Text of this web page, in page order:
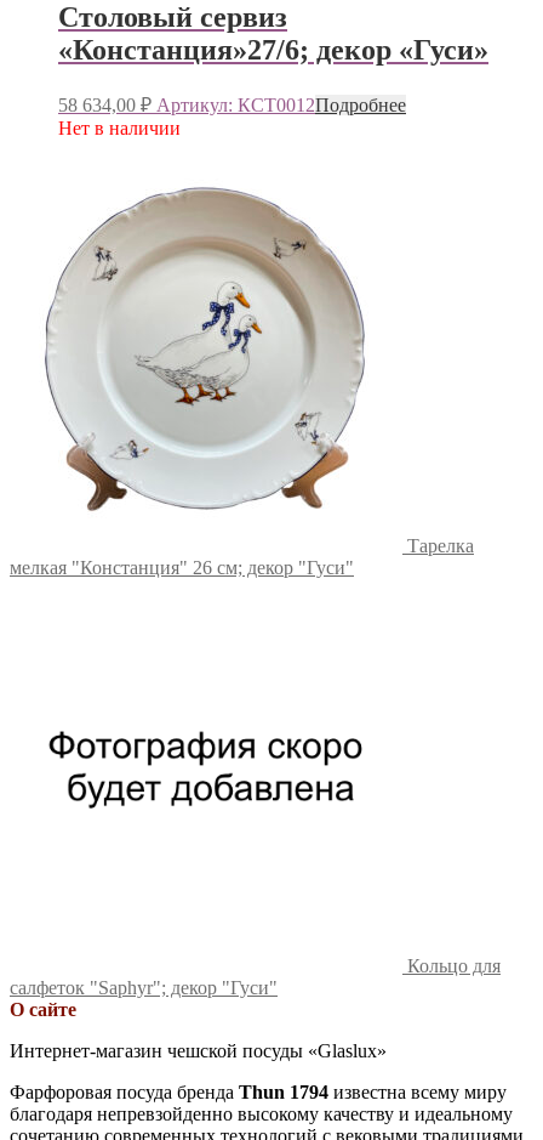
Столовый сервиз
«Констанция»27/6; декор «Гуси»
58 634,00 ₽ Артикул: КСТ0012Подробнее
Нет в наличии
Тарелка
мелкая "Констанция" 26 см; декор "Гуси"
Кольцо для
салфеток "Saphyr"; декор "Гуси"
О сайте
Интернет-магазин чешской посуды «Glaslux»
Фарфоровая посуда бренда Thun 1794 известна всему миру
благодаря непревзойденно высокому качеству и идеальному
сочетанию современных технологий с вековыми традициями